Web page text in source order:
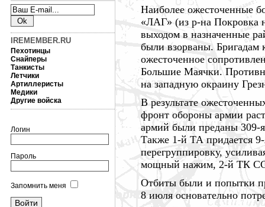
IREMEMBER.RU
Пехотинцы
Снайперы
Танкисты
Летчики
Артиллеристы
Медики
Другие войска
Логин
Пароль
Запомнить меня
Наиболее ожесточенные
«ЛАГ» (из р-на Покровка
выходом в назначенные
были взорваны. Бригадам
ожесточенное
Большие Маячки.
на западную окраину
В результате
фронт обороны армии
армий были преданы
Также 1-й ТА придается
перегруппировку,
мощный нажим, 2-й ТК СС
Отбиты были и попытки
8 июля основательно